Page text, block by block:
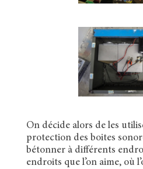
On décide alors de les
protection des boites
bétonner à différents
endroits que l’on aime, où